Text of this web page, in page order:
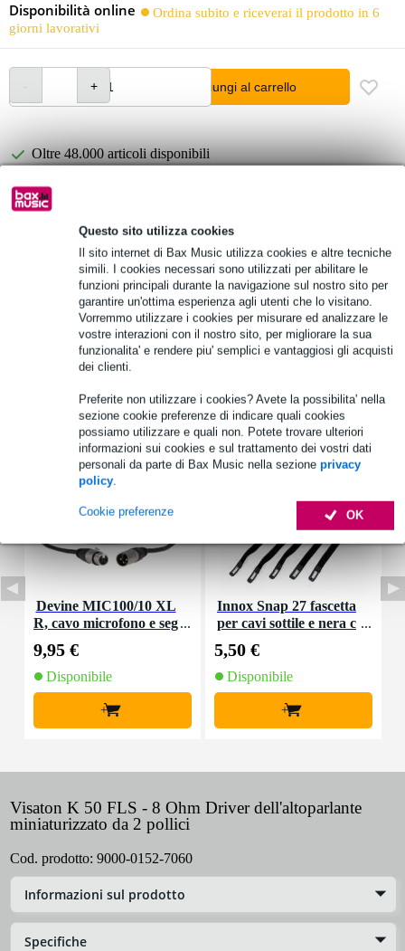
Questo sito utilizza cookies
Il sito internet di Bax Music utilizza cookies e altre tecniche
simili. I cookies necessari sono utilizzati per abilitare le
funzioni principali durante la navigazione sul nostro sito per
garantire un'ottima esperienza agli utenti che lo visitano.
Vorremmo utilizzare i cookies per misurare ed analizzare le
vostre interazioni con il nostro sito, per migliorare la sua
funzionalita' e rendere piu' semplici e vantaggiosi gli acquisti
dei clienti.
Preferite non utilizzare i cookies? Avete la possibilita' nella
sezione cookie preferenze di indicare quali cookies
possiamo utilizzare e quali non. Potete trovare ulteriori
informazioni sui cookies e sul trattamento dei vostri dati
personali da parte di Bax Music nella sezione privacy
policy.
OK
Cookie preferenze
Disponibilità online
Ordina subito e riceverai il prodotto in 6
giorni lavorativi
Aggiungi al carrello
Oltre 48.000 articoli disponibili
1.250 marchi leader
Informazioni sul prodotto
marca: Visaton
modello: K 50 FLS
tipo: altoparlante in miniatura (driver incorporato)
Specifiche complete
Accessori (7)
Devine MIC100/10 XL
R, cavo microfono e seg
9,95 €
Disponibile
+
Innox Snap 27 fascetta
per cavi sottile e nera c
(10 pezzi)
5,50 €
Disponibile
+
Visaton K 50 FLS - 8 Ohm Driver dell'altoparlante
miniaturizzato da 2 pollici
Cod. prodotto: 9000-0152-7060
Informazioni sul prodotto
Specifiche